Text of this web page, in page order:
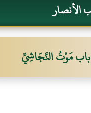
الأنصار
باب مَوْتُ النَّجَاشِيِّ